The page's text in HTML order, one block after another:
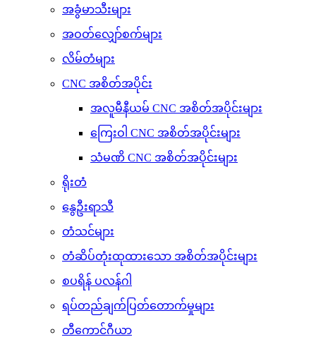
အခွံမာသီးများ
အဝတ်လျှော်စက်များ
လိမ်တံများ
CNC အစိတ်အပိုင်း
အလူမီနီယမ် CNC အစိတ်အပိုင်းများ
ကြေးဝါ CNC အစိတ်အပိုင်းများ
သံမဏိ CNC အစိတ်အပိုင်းများ
ရိုးတံ
နွေဦးရာသီ
တံသင်များ
တံဆိပ်တုံးထုထားသော အစိတ်အပိုင်းများ
စပရိန် ပလန်ဂါ
ရပ်တည်ချက်ပြတ်တောက်မှုများ
တီကောင်ဂီယာ